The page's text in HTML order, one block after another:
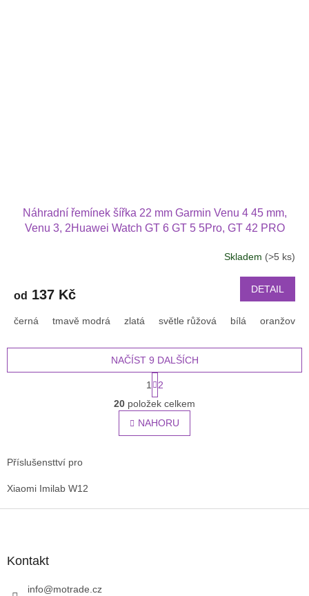
Náhradní řemínek šířka 22 mm Garmin Venu 4 45 mm,
Venu 3, 2Huawei Watch GT 6 GT 5 5Pro, GT 42 PRO
Skladem (>5 ks)
od 137 Kč DETAIL
černá tmavě modrá zlatá světle růžová bílá oranžová
O
v
l
á
NAČÍST 9 DALŠÍCH
t
r
á
n
k
1
2
20 položek celkem
NAHORU
Příslušensttví pro
Xiaomi Imilab W12
Kontakt
info@motrade.cz